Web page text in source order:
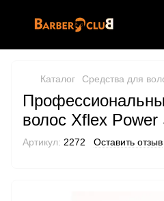
Каталог Средства для
волос Xflex Power
Артикул: 2272 Оставить отзыв